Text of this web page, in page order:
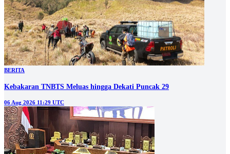
BERITA
Kebakaran TNBTS Meluas hingga Dekati Puncak 29
06 Aug 2026 11:29 UTC